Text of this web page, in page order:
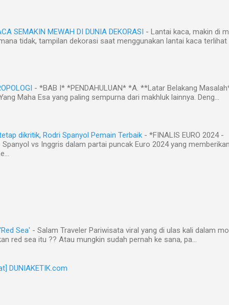
SEMAKIN MEWAH DI DUNIA DEKORASI - Lantai kaca, makin di
tidak, tampilan dekorasi saat menggunakan lantai kaca
- *BAB I* *PENDAHULUAN* *A. **Latar Belakang
Maha Esa yang paling sempurna dari makhluk lainnya. Deng...
dikritik, Rodri Spanyol Pemain Terbaik - *FINALIS EURO 2024 -
vs Inggris dalam partai puncak Euro 2024 yang
Sea' - Salam Traveler Pariwisata viral yang di ulas kali dalam
red sea itu ?? Atau mungkin sudah pernah ke sana, pa...
DUNIAKETIK.com